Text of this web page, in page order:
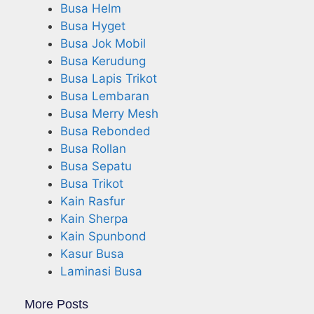
Busa Helm
Busa Hyget
Busa Jok Mobil
Busa Kerudung
Busa Lapis Trikot
Busa Lembaran
Busa Merry Mesh
Busa Rebonded
Busa Rollan
Busa Sepatu
Busa Trikot
Kain Rasfur
Kain Sherpa
Kain Spunbond
Kasur Busa
Laminasi Busa
More Posts